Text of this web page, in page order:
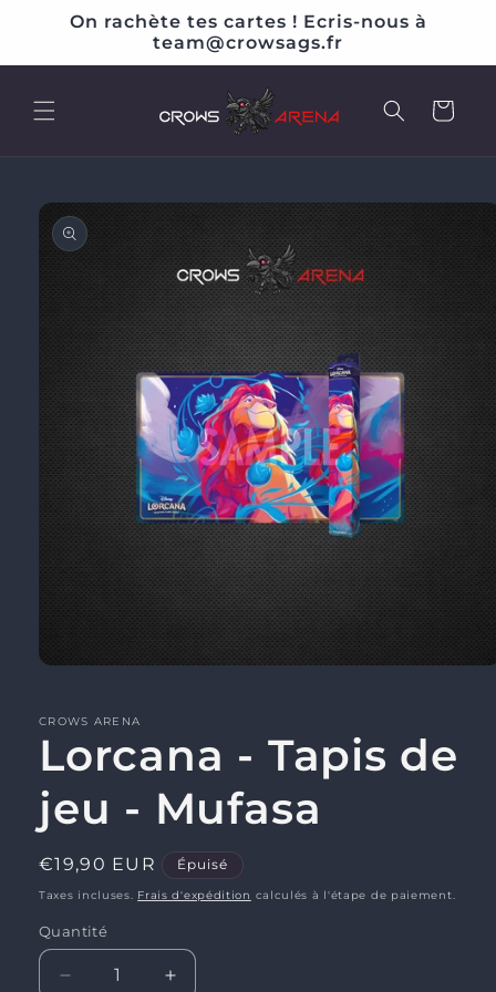
passer
contenu
On rachète tes cartes ! Ecris-nous à
team@crowsags.fr
Panier
Passer aux
informations
produits
1
dans
fenêtre
modale
CROWS ARENA
Lorcana - Tapis de
jeu - Mufasa
Prix
habituel
€19,90 EUR Épuisé
Taxes incluses. Frais d'expédition calculés à l'étape de paiement.
Quantité
Réduire
Augmenter